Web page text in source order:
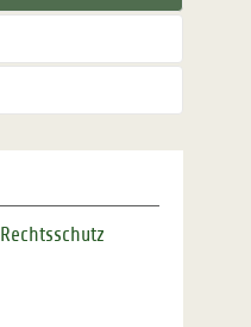
Rechtsschutz